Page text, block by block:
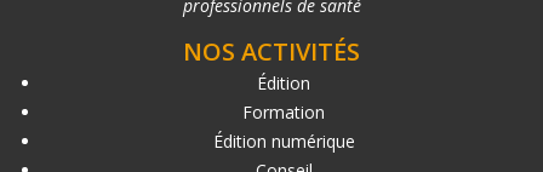
professionnels de santé
NOS ACTIVITÉS
Édition
Formation
Édition numérique